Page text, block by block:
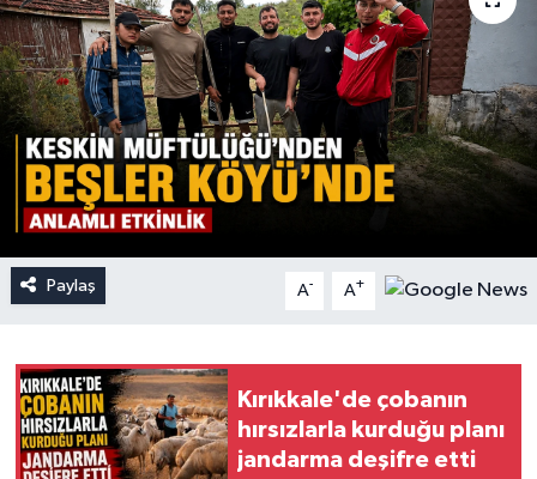
Paylaş A- A+
Kırıkkale'de çobanın
hırsızlarla kurduğu planı
jandarma deşifre etti